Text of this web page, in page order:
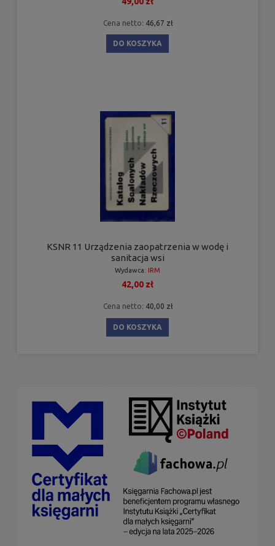
Cena netto: 46,67 zł
DO KOSZYKA
KSNR 11 Urządzenia zaopatrzenia w wodę i
sanitacja wsi
Wydawca: IRM
42,00 zł
Cena netto: 40,00 zł
DO KOSZYKA